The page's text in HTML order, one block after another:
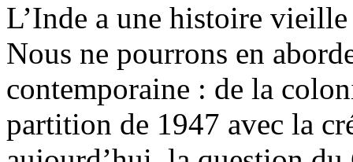
L’Inde a une histoire
Nous ne pourrons en
contemporaine : de la
partition de 1947 avec la